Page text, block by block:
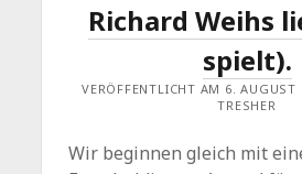
Richard Weihs
spielt).
VERÖFFENTLICHT AM 6. AUGUST
TRESHER
Wir beginnen gleich mit